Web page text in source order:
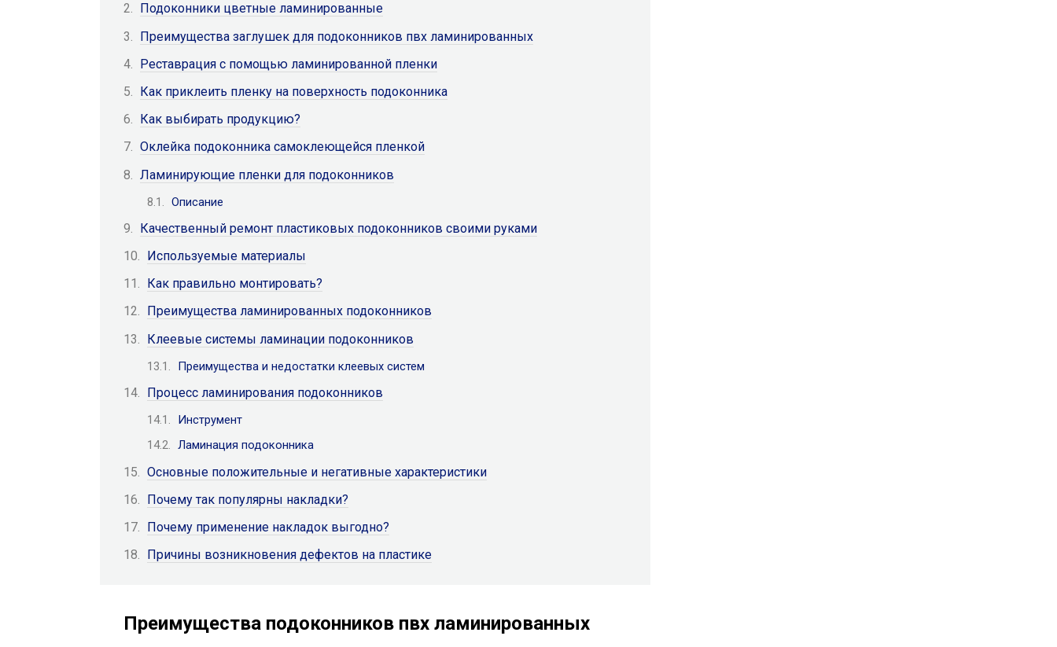
Подоконники цветные ламинированные
Преимущества заглушек для подоконников пвх ламинированных
Реставрация с помощью ламинированной пленки
Как приклеить пленку на поверхность подоконника
Как выбирать продукцию?
Оклейка подоконника самоклеющейся пленкой
Ламинирующие пленки для подоконников
Описание
Качественный ремонт пластиковых подоконников своими руками
Используемые материалы
Как правильно монтировать?
Преимущества ламинированных подоконников
Клеевые системы ламинации подоконников
Преимущества и недостатки клеевых систем
Процесс ламинирования подоконников
Инструмент
Ламинация подоконника
Основные положительные и негативные характеристики
Почему так популярны накладки?
Почему применение накладок выгодно?
Причины возникновения дефектов на пластике
Преимущества подоконников пвх ламинированных